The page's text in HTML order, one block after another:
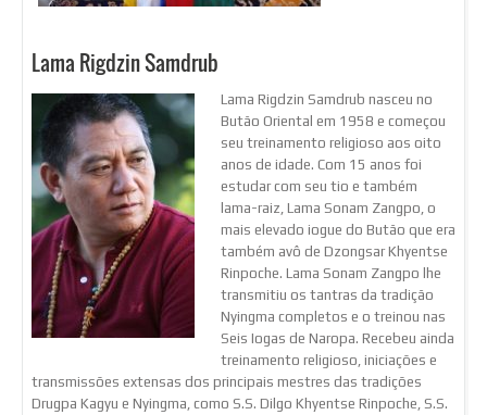
Lama Rigdzin Samdrub
Lama Rigdzin Samdrub nasceu no
Butão Oriental em 1958 e começou
seu treinamento religioso aos oito
anos de idade. Com 15 anos foi
estudar com seu tio e também
lama-raiz, Lama Sonam Zangpo, o
mais elevado iogue do Butão que era
também avô de Dzongsar Khyentse
Rinpoche. Lama Sonam Zangpo lhe
transmitiu os tantras da tradição
Nyingma completos e o treinou nas
Seis Iogas de Naropa. Recebeu ainda
treinamento religioso, iniciações e
transmissões extensas dos principais mestres das tradições
Drugpa Kagyu e Nyingma, como S.S. Dilgo Khyentse Rinpoche, S.S.